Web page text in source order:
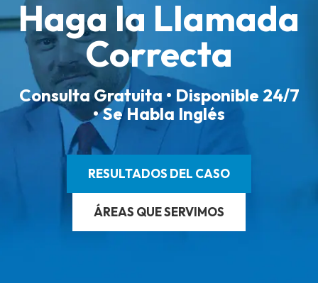
Haga la Llamada
Correcta
Consulta Gratuita • Disponible 24/7
• Se Habla Inglés
RESULTADOS DEL CASO
ÁREAS QUE SERVIMOS